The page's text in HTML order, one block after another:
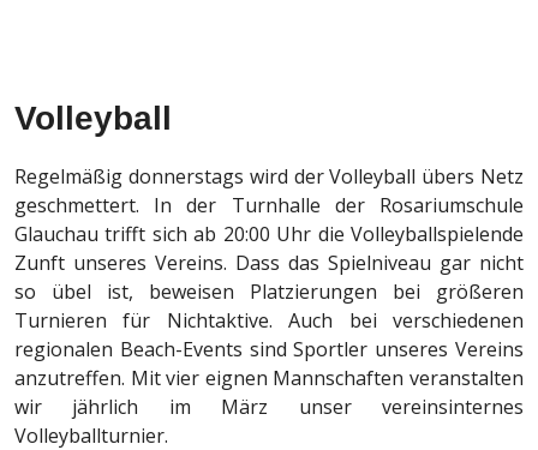
Volleyball
Regelmäßig donnerstags wird der Volleyball übers Netz
geschmettert. In der Turnhalle der Rosariumschule
Glauchau trifft sich ab 20:00 Uhr die Volleyballspielende
Zunft unseres Vereins. Dass das Spielniveau gar nicht
so übel ist, beweisen Platzierungen bei größeren
Turnieren für Nichtaktive. Auch bei verschiedenen
regionalen Beach-Events sind Sportler unseres Vereins
anzutreffen. Mit vier eignen Mannschaften veranstalten
wir jährlich im März unser vereinsinternes
Volleyballturnier.